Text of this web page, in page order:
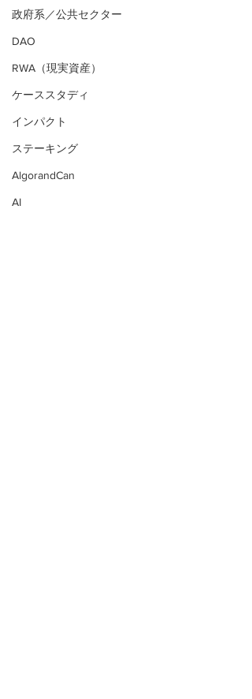
政府系／公共セクター
DAO
RWA（現実資産）
ケーススタディ
インパクト
ステーキング
AlgorandCan
AI